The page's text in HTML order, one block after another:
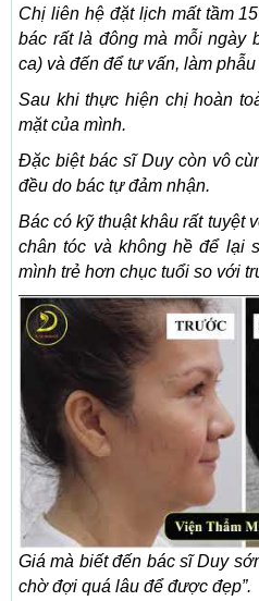
Chị liên hệ đặt lịch mất tầm
bác rất là đông mà mỗi ngày
ca) và đến để tư vấn, làm
Sau khi thực hiện chị hoàn
mặt của mình.
Đặc biệt bác sĩ Duy còn vô
đều do bác tự đảm nhận.
Bác có kỹ thuật khâu rất tuyệt
chân tóc và không hề để lại
mình trẻ hơn chục tuổi so với
Giá mà biết đến bác sĩ Duy
chờ đợi quá lâu để được đẹp”.